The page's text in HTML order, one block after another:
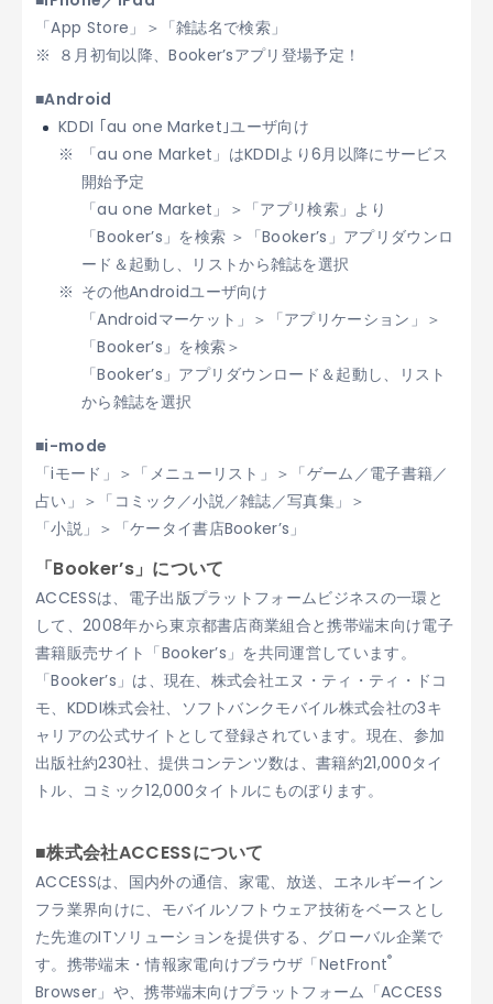
「App Store」＞「雑誌名で検索」
８月初旬以降、Booker’sアプリ登場予定！
■Android
KDDI ｢au one Market｣ユーザ向け
「au one Market」はKDDIより6月以降にサービス
開始予定
「au one Market」＞「アプリ検索」より
「Booker’s」を検索 ＞「Booker’s」アプリダウンロ
ード＆起動し、リストから雑誌を選択
その他Androidユーザ向け
「Androidマーケット」＞「アプリケーション」＞
「Booker’s」を検索＞
「Booker’s」アプリダウンロード＆起動し、リスト
から雑誌を選択
■i-mode
「iモード」＞「メニューリスト」＞「ゲーム／電子書籍／
占い」＞「コミック／小説／雑誌／写真集」＞
「小説」＞「ケータイ書店Booker’s」
「Booker’s」について
ACCESSは、電子出版プラットフォームビジネスの一環と
して、2008年から東京都書店商業組合と携帯端末向け電子
書籍販売サイト「Booker’s」を共同運営しています。
「Booker’s」は、現在、株式会社エヌ・ティ・ティ・ドコ
モ、KDDI株式会社、ソフトバンクモバイル株式会社の3キ
ャリアの公式サイトとして登録されています。現在、参加
出版社約230社、提供コンテンツ数は、書籍約21,000タイ
トル、コミック12,000タイトルにものぼります。
■株式会社ACCESSについて
ACCESSは、国内外の通信、家電、放送、エネルギーイン
フラ業界向けに、モバイルソフトウェア技術をベースとし
た先進のITソリューションを提供する、グローバル企業で
す。携帯端末・情報家電向けブラウザ「NetFront®
Browser」や、携帯端末向けプラットフォーム「ACCESS